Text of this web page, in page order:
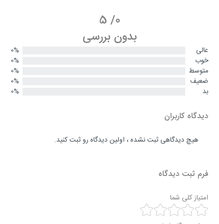
0
/
5
بدون بررسی
عالی
0%
خوب
0%
متوسط
0%
ضعیف
0%
بد
0%
دیدگاه کاربران
هیچ دیدگاهی ثبت نشده ، اولین دیدگاه رو ثبت کنید.
فرم ثبت دیدگاه
امتیاز کلی شما